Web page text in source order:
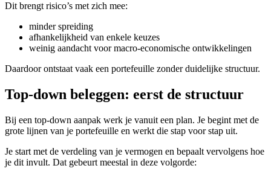
Dit brengt risico’s met zich mee:
minder spreiding
afhankelijkheid van enkele keuzes
weinig aandacht voor macro-economische ontwikkelingen
Daardoor ontstaat vaak een portefeuille zonder duidelijke structuur.
Top-down beleggen: eerst de structuur
Bij een top-down aanpak werk je vanuit een plan. Je begint met de
grote lijnen van je portefeuille en werkt die stap voor stap uit.
Je start met de verdeling van je vermogen en bepaalt vervolgens hoe
je dit invult. Dat gebeurt meestal in deze volgorde: